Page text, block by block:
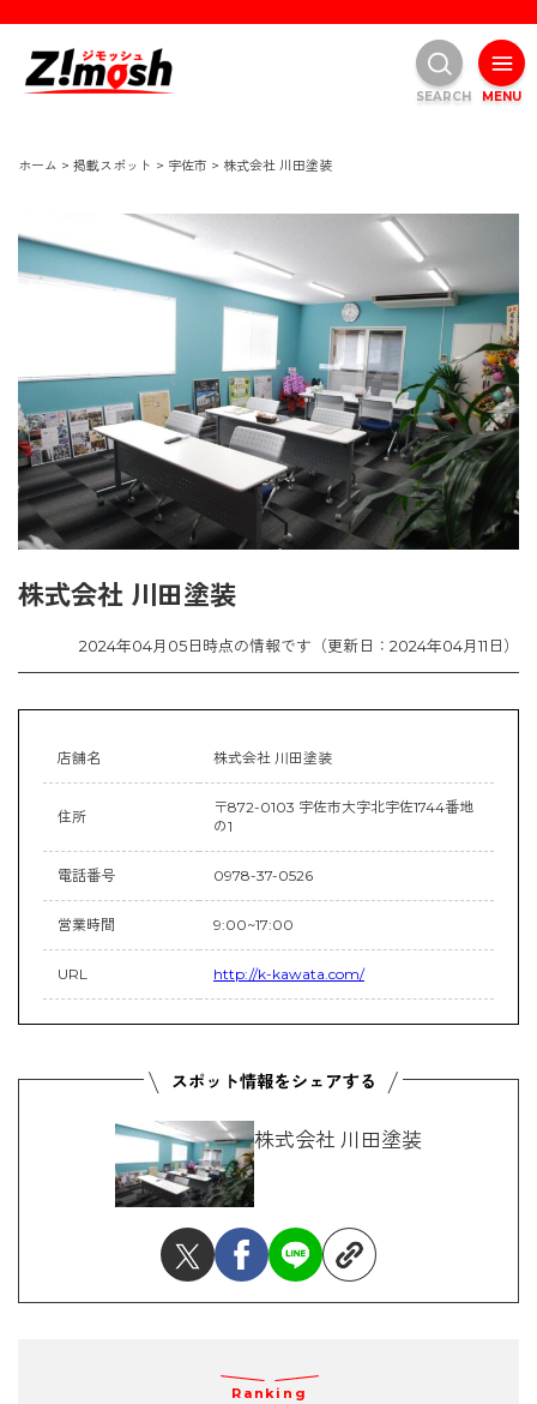
ホーム > 掲載スポット > 宇佐市 > 株式会社 川田塗装
株式会社 川田塗装
2024年04月05日時点の情報です（更新日：2024年04月11日）
店舗名 株式会社 川田塗装
住所
〒872-0103 宇佐市大字北宇佐1744番地
の1
電話番号 0978-37-0526
営業時間 9:00~17:00
URL http://k-kawata.com/
株式会社 川田塗装
Ranking
MENU
SEARCH